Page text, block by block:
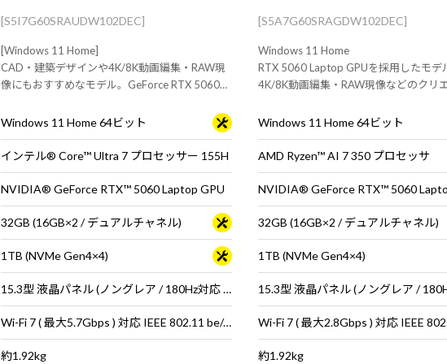
[S5I7G60SRAUDW102DEC]
[Windows 11 Home]
CAD・建築デザインや4K/8K動画編集・RAW現
像にもおすすめなモデル。GeForce RTX 5060
トPC
Windows 11 Home 64ビット
インテル® Core™ Ultra 7 プロセッサー 155H
NVIDIA® GeForce RTX™ 5060 Laptop GPU
32GB (16GB×2 / デュアルチャネル)
1TB (NVMe Gen4×4)
15.3型 液晶パネル (ノングレア / 180Hz対応 / アスペクト比16:10)
Wi-Fi 7 ( 最大5.7Gbps ) 対応 IEEE 802.11 be/ax/ac/a/b/g/n準拠 ＋ Bluetooth 5内蔵
約1.92kg
[S5A7G60SRAGDW102DEC]
Windows 11 Home
RTX 5060 Laptop GPUを採用したモデ
4K/8K動画編集・RAW現像などのクリ
Windows 11 Home 64ビット
AMD Ryzen™ AI 7 350 プロセッサ
NVIDIA® GeForce RTX™ 5060
32GB (16GB×2 / デュアルチャネル)
1TB (NVMe Gen4×4)
約1.92kg